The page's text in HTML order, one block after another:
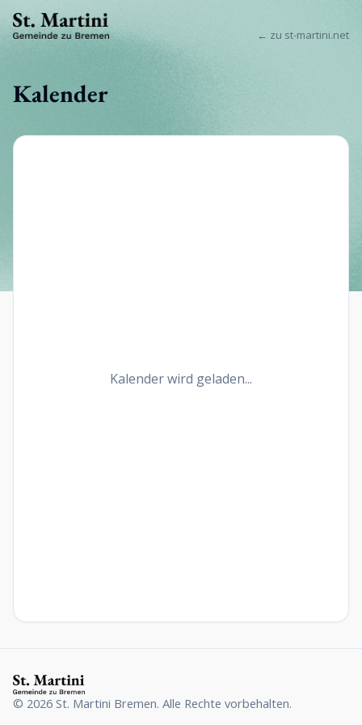
← zu st-martini.net
Kalender
Kalender wird geladen...
© 2026 St. Martini Bremen. Alle Rechte vorbehalten.